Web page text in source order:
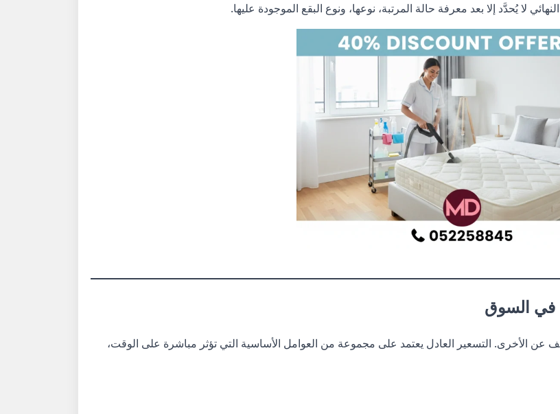
لا يُحدَّد إلا بعد معرفة حالة المرتبة، نوعها، ونوع البقع الموجودة عليها.
في السوق
عن الأخرى. التسعير العادل يعتمد على مجموعة من العوامل الأساسية التي تؤثر مباشرة على الوقت،